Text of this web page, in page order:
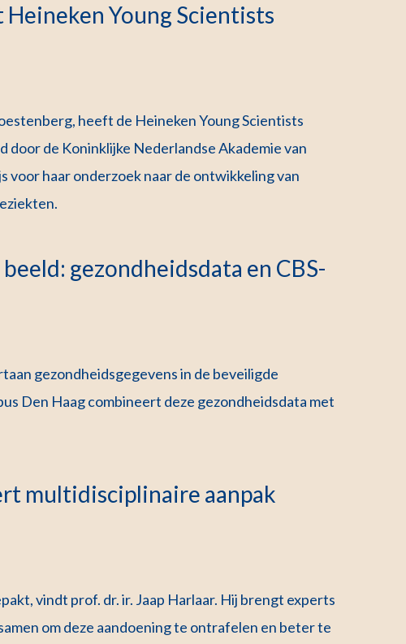
Young Scientists
heeft de Heineken Young Scientists
door de Koninklijke Nederlandse Akademie van
haar onderzoek naar de ontwikkeling van
gezondheidsdata en CBS-
gezondheidsgegevens in de beveiligde
Den Haag combineert deze gezondheidsdata met
multidisciplinaire aanpak
vindt prof. dr. ir. Jaap Harlaar. Hij brengt experts
om deze aandoening te ontrafelen en beter te